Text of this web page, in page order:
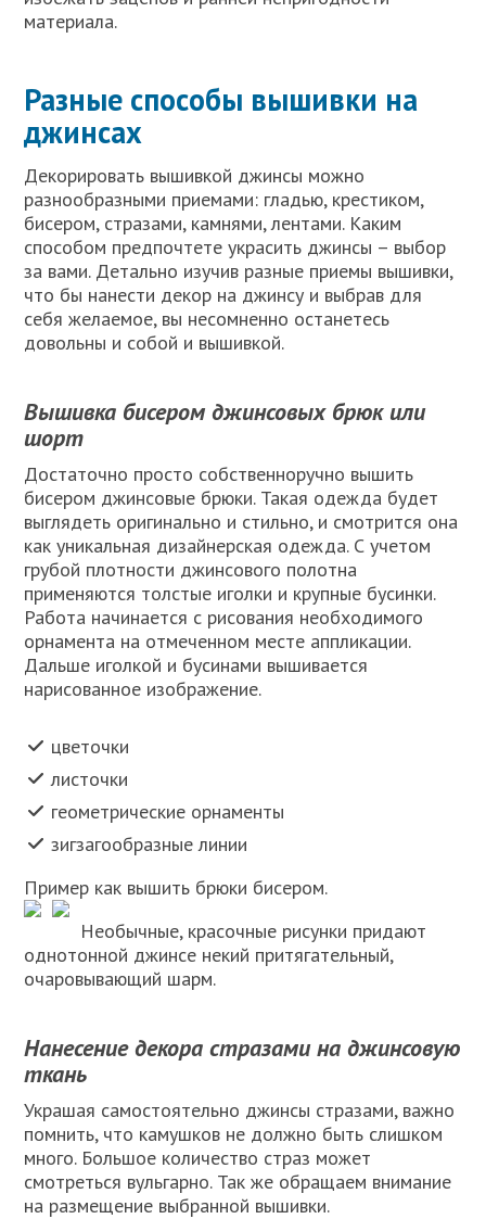
материала.
Разные способы вышивки на
джинсах
Декорировать вышивкой джинсы можно
разнообразными приемами: гладью, крестиком,
бисером, стразами, камнями, лентами. Каким
способом предпочтете украсить джинсы – выбор
за вами. Детально изучив разные приемы вышивки,
что бы нанести декор на джинсу и выбрав для
себя желаемое, вы несомненно останетесь
довольны и собой и вышивкой.
Вышивка бисером джинсовых брюк или
шорт
Достаточно просто собственноручно вышить
бисером джинсовые брюки. Такая одежда будет
выглядеть оригинально и стильно, и смотрится она
как уникальная дизайнерская одежда. С учетом
грубой плотности джинсового полотна
применяются толстые иголки и крупные бусинки.
Работа начинается с рисования необходимого
орнамента на отмеченном месте аппликации.
Дальше иголкой и бусинами вышивается
нарисованное изображение.
цветочки
листочки
геометрические орнаменты
зигзагообразные линии
Пример как вышить брюки бисером.
Необычные, красочные рисунки придают
однотонной джинсе некий притягательный,
очаровывающий шарм.
Нанесение декора стразами на джинсовую
ткань
Украшая самостоятельно джинсы стразами, важно
помнить, что камушков не должно быть слишком
много. Большое количество страз может
смотреться вульгарно. Так же обращаем внимание
на размещение выбранной вышивки.